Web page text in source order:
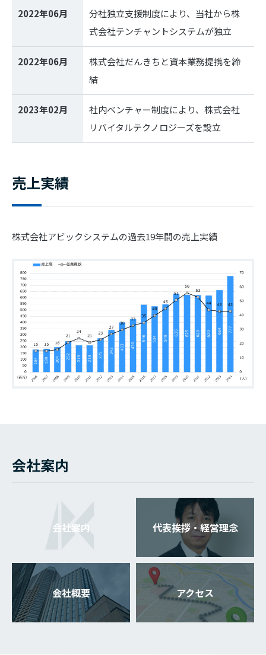
2022年06月
分社独立支援制度により、当社から株
式会社テンチャントシステムが独立
2022年06月
株式会社だんきちと資本業務提携を締
結
2023年02月
社内ベンチャー制度により、株式会社
リバイタルテクノロジーズを設立
売上実績
株式会社アビックシステムの過去19年間の売上実績
会社案内
会社案内 代表挨拶・経営理念
会社概要 アクセス